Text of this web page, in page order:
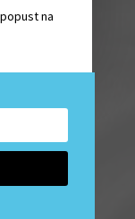
na